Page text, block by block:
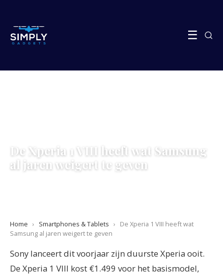
☰
De Xperia 1 VIII heeft wat Samsung
al jaren weigert te geven
Home › Smartphones & Tablets ›
De Xperia 1 VIII heeft wat
Samsung al jaren weigert te geven
Sony lanceert dit voorjaar zijn duurste Xperia ooit.
De Xperia 1 VIII kost €1.499 voor het basismodel,